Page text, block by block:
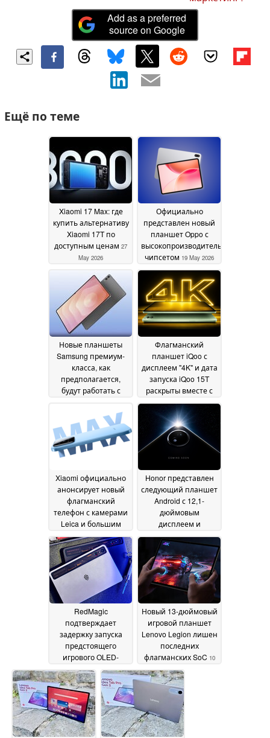
Add as a preferred
source on Google
Ещё по теме
Xiaomi 17 Max: где
купить альтернативу
Xiaomi 17T по
доступным ценам 27
May 2026
Официально
представлен новый
планшет Oppo с
высокопроизводительным
чипсетом 19 May 2026
Новые планшеты
Samsung премиум-
класса, как
предполагается,
будут работать с
14 May 2026
Флагманский
планшет iQoo с
дисплеем "4K" и дата
запуска iQoo 15T
раскрыты вместе с
ключевыми
деталями14 May 2026
Xiaomi официально
анонсирует новый
флагманский
телефон с камерами
Leica и большим
дисплеем13 May 2026
Honor представлен
следующий планшет
Android с 12,1-
дюймовым
дисплеем и
чипсетом
Snapdragon 12 May 2026
RedMagic
подтверждает
задержку запуска
предстоящего
игрового OLED-
планшета с
компактным
дизайном10 May 2026
Новый 13-дюймовый
игровой планшет
Lenovo Legion лишен
последних
флагманских SoC 10
May 2026